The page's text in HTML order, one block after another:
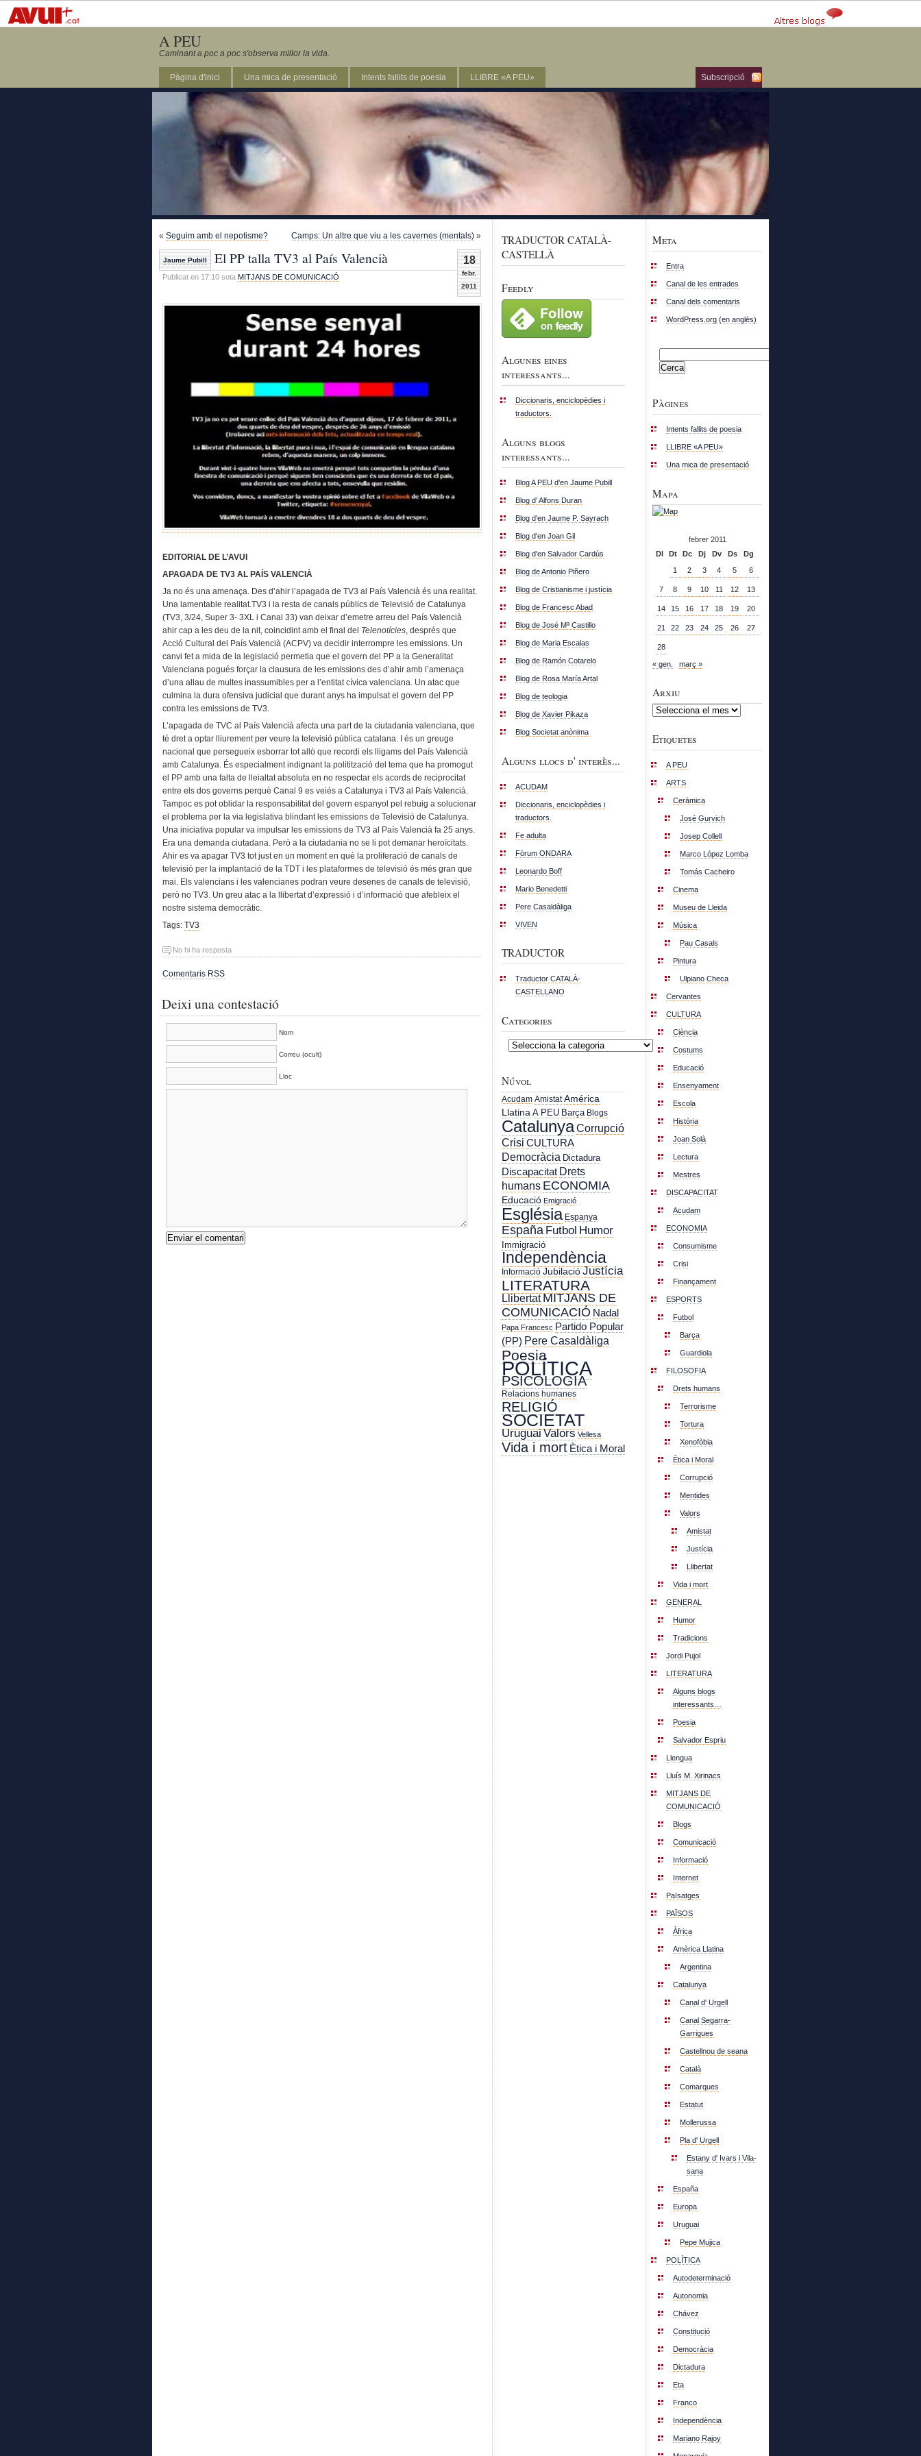
A PEU
Caminant a poc a poc s'observa millor la vida.
Subscripció
Pàgina d'inici Una mica de presentació Intents fallits de poesia LLIBRE «A PEU»
« Seguim amb el nepotisme? Camps: Un altre que viu a les cavernes (mentals) »
18
febr.
2011
Jaume Pubill El PP talla TV3 al País Valencià
Publicat en 17:10 sota MITJANS DE COMUNICACIÓ
EDITORIAL DE L’AVUI
APAGADA DE TV3 AL PAÍS VALENCIÀ
Ja no és una amenaça. Des d’ahir l’apagada de TV3 al País Valencià és una realitat.
Una lamentable realitat.TV3 i la resta de canals públics de Televisió de Catalunya
(TV3, 3/24, Super 3- 3XL i Canal 33) van deixar d’emetre arreu del País Valencià
ahir cap a les deu de la nit, coincidint amb el final del Telenotícies, després que
Acció Cultural del País Valencià (ACPV) va decidir interrompre les emissions. Un
canvi fet a mida de la legislació permetia que el govern del PP a la Generalitat
Valenciana pogués forçar la clausura de les emissions des d’ahir amb l’amenaça
d’una allau de multes inassumibles per a l’entitat cívica valenciana. Un atac que
culmina la dura ofensiva judicial que durant anys ha impulsat el govern del PP
contra les emissions de TV3.
L’apagada de TVC al País Valencià afecta una part de la ciutadania valenciana, que
té dret a optar lliurement per veure la televisió pública catalana. I és un greuge
nacional que persegueix esborrar tot allò que recordi els lligams del País Valencià
amb Catalunya. És especialment indignant la politització del tema que ha promogut
el PP amb una falta de lleialtat absoluta en no respectar els acords de reciprocitat
entre els dos governs perquè Canal 9 es veiés a Catalunya i TV3 al País Valencià.
Tampoc es pot oblidar la responsabilitat del govern espanyol pel rebuig a solucionar
el problema per la via legislativa blindant les emissions de Televisió de Catalunya.
Una iniciativa popular va impulsar les emissions de TV3 al País Valencià fa 25 anys.
Era una demanda ciutadana. Però a la ciutadania no se li pot demanar heroïcitats.
Ahir es va apagar TV3 tot just en un moment en què la proliferació de canals de
televisió per la implantació de la TDT i les plataformes de televisió és més gran que
mai. Els valencians i les valencianes podran veure desenes de canals de televisió,
però no TV3. Un greu atac a la llibertat d’expressió i d’informació que afebleix el
nostre sistema democràtic.
Tags: TV3
No hi ha resposta
Comentaris RSS
Deixi una contestació
Nom
Correu (ocult)
Lloc
TRADUCTOR CATALÀ-
CASTELLÀ
Feedly
Algunes eines
interessants...
Diccionaris, enciclopèdies i
traductors.
Alguns blogs
interessants...
Blog A PEU d'en Jaume Pubill
Blog d' Alfons Duran
Blog d'en Jaume P. Sayrach
Blog d'en Joan Gil
Blog d'en Salvador Cardús
Blog de Antonio Piñero
Blog de Cristianisme i justícia
Blog de Francesc Abad
Blog de José Mª Castillo
Blog de Maria Escalas
Blog de Ramón Cotarelo
Blog de Rosa María Artal
Blog de teologia
Blog de Xavier Pikaza
Blog Societat anònima
Alguns llocs d' interès...
ACUDAM
Diccionaris, enciclopèdies i
traductors.
Fe adulta
Fòrum ONDARA
Leonardo Boff
Mario Benedetti
Pere Casaldàliga
VIVEN
TRADUCTOR
Traductor CATALÀ-
CASTELLANO
Categories
Categories
Núvol
Acudam Amistat América
Llatina A PEU Barça Blogs
CatalunyaCorrupció
Crisi CULTURA
Democràcia Dictadura
Discapacitat Drets
humans ECONOMIA
Educació Emigració
Església Espanya
España Futbol Humor
Immigració
Independència
Informació JubilacióJustícia
LITERATURA
LlibertatMITJANS DE
COMUNICACIÓ Nadal
Papa Francesc Partido Popular
(PP) Pere Casaldàliga
Poesia
POLÍTICA
PSICOLOGIA
Relacions humanes
RELIGIÓ
SOCIETAT
Uruguai Valors Vellesa
Vida i mort Ètica i Moral
Meta
Entra
Canal de les entrades
Canal dels comentaris
WordPress.org (en anglès)
Pàgines
Intents fallits de poesia
LLIBRE «A PEU»
Una mica de presentació
Mapa
febrer 2011
Dl
Dt Dc Dj Dv Ds
Dg
1
2 3 4 5 6
7 8 9 10 11 12 13
14 15 16 17 18 19 20
21 22 23 24 25 26 27
28
« gen. març »
Arxiu
Arxiu
Etiquetes
A PEU
ARTS
Ceràmica
José Gurvich
Josep Collell
Marco López Lomba
Tomás Cacheiro
Cinema
Museu de Lleida
Música
Pau Casals
Pintura
Ulpiano Checa
Cervantes
CULTURA
Ciència
Costums
Educació
Ensenyament
Escola
Història
Joan Solà
Lectura
Mestres
DISCAPACITAT
Acudam
ECONOMIA
Consumisme
Crisi
Finançament
ESPORTS
Futbol
Barça
Guardiola
FILOSOFIA
Drets humans
Terrorisme
Tortura
Xenofòbia
Ètica i Moral
Corrupció
Mentides
Valors
Amistat
Justícia
Llibertat
Vida i mort
GENERAL
Humor
Tradicions
Jordi Pujol
LITERATURA
Alguns blogs
interessants…
Poesia
Salvador Espriu
Llengua
Lluís M. Xirinacs
MITJANS DE
COMUNICACIÓ
Blogs
Comunicació
Informació
Internet
Païsatges
PAÏSOS
Àfrica
Amèrica Llatina
Argentina
Catalunya
Canal d' Urgell
Canal Segarra-
Garrigues
Castellnou de seana
Català
Comarques
Estatut
Mollerussa
Pla d' Urgell
Estany d' Ivars i Vila-
sana
España
Europa
Uruguai
Pepe Mujica
POLÍTICA
Autodeterminació
Autonomia
Chávez
Constitució
Democràcia
Dictadura
Eta
Franco
Independència
Mariano Rajoy